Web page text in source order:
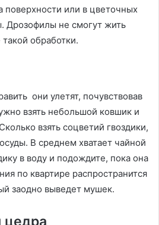
поверхности или в цветочных
Дрозофилы не смогут жить
обработки.
они улетят, почувствовав
взять небольшой ковшик и
взять соцветий гвоздики,
В среднем хватает чайной
в воду и подождите, пока она
по квартире распространится
заодно выведет мушек.
цедра